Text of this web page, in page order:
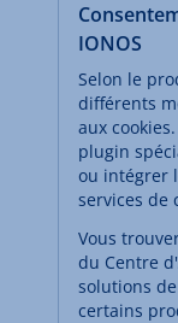
IONOS
Selon le
différents
aux
plugin
ou intégrer
services de
Vous
du Centre
solutions
certains